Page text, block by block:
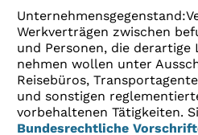
Werkverträgen zwischen
und Personen, die derartige
nehmen wollen unter
Reisebüros,
und sonstigen
vorbehaltenen Tätigkeiten.
Bundesrechtliche